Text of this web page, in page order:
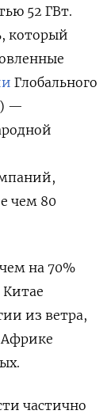
52 ГВт.
который
Глобального
—
чем 80
на 70%
Китае
из ветра,
частично